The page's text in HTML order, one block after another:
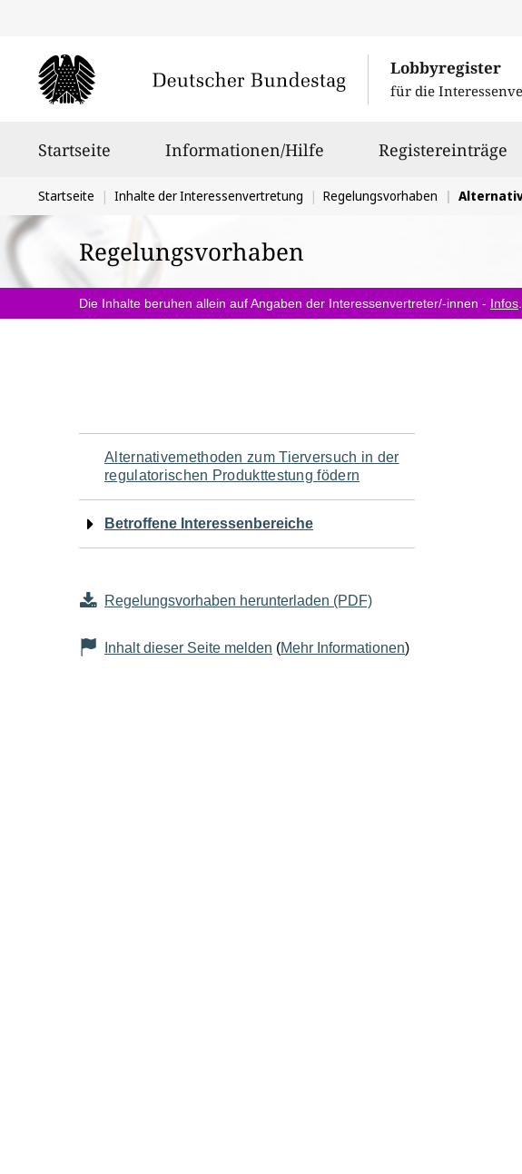
Lobbyregister
für die
Startseite Informationen/Hilfe Registereinträge
Sie
befinden
sich
hier:
Startseite Inhalte der Interessenvertretung Regelungsvorhaben
Regelungsvorhaben
Die Inhalte beruhen allein auf Angaben der Interessenvertreter/-innen - Infos
Navigation
für
den
Seiteninhalt
Alternativemethoden zum Tierversuch in der
regulatorischen Produkttestung födern
Betroffene Interessenbereiche
Regelungsvorhaben herunterladen (PDF)
Inhalt dieser Seite melden (Mehr Informationen)